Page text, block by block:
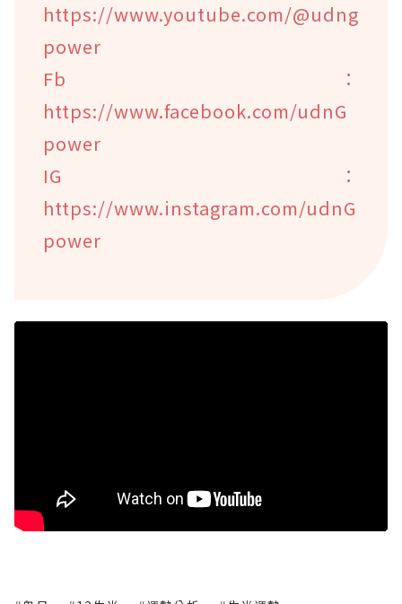
https://www.youtube.com/@udng
power
Fb：
https://www.facebook.com/udnG
power
IG：
https://www.instagram.com/udnG
power